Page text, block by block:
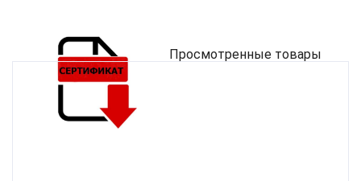
Просмотренные товары